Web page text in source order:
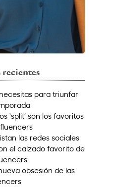
recientes
para triunfar
‘split’ son los favoritos
las redes sociales
el calzado favorito de
obsesión de las